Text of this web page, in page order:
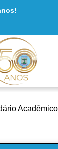
Acadêmico